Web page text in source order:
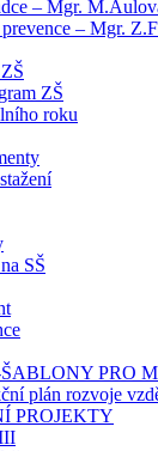
– Mgr.
– Mgr.
ZŠ
roku
SŠ
PRO
plán rozvoje
PROJEKTY